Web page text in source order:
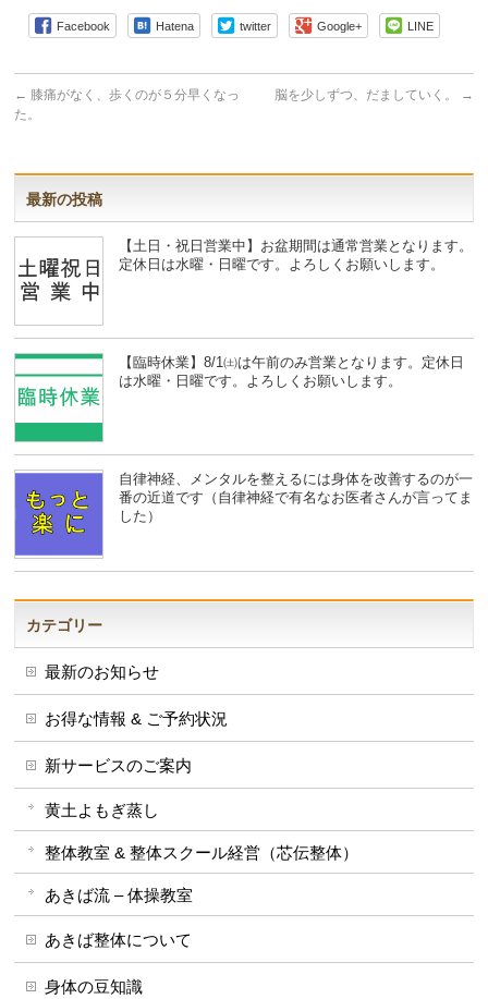
Facebook Hatena twitter Google+ LINE
← 膝痛がなく、歩くのが５分早くなっ
た。
脳を少しずつ、だましていく。 →
最新の投稿
【土日・祝日営業中】お盆期間は通常営業となります。
定休日は水曜・日曜です。よろしくお願いします。
【臨時休業】8/1㈯は午前のみ営業となります。定休日
は水曜・日曜です。よろしくお願いします。
自律神経、メンタルを整えるには身体を改善するのが一
番の近道です（自律神経で有名なお医者さんが言ってま
した）
カテゴリー
最新のお知らせ
お得な情報 & ご予約状況
新サービスのご案内
黄土よもぎ蒸し
整体教室 & 整体スクール経営（芯伝整体）
あきば流 – 体操教室
あきば整体について
身体の豆知識